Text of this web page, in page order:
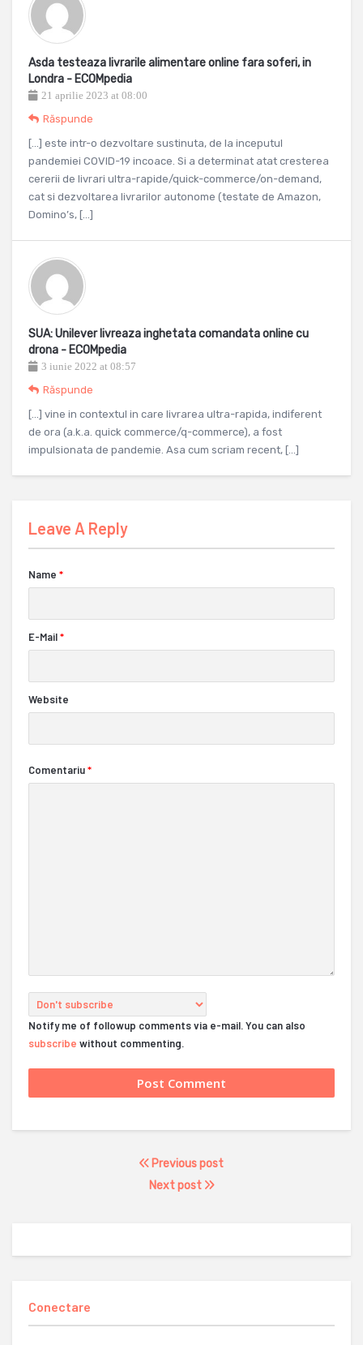
Asda testeaza livrarile alimentare online fara soferi, in
Londra - ECOMpedia
21 aprilie 2023 at 08:00
Răspunde
[…] este intr-o dezvoltare sustinuta, de la inceputul
pandemiei COVID-19 incoace. Si a determinat atat cresterea
cererii de livrari ultra-rapide/quick-commerce/on-demand,
cat si dezvoltarea livrarilor autonome (testate de Amazon,
Domino’s, […]
SUA: Unilever livreaza inghetata comandata online cu
drona - ECOMpedia
3 iunie 2022 at 08:57
Răspunde
[…] vine in contextul in care livrarea ultra-rapida, indiferent
de ora (a.k.a. quick commerce/q-commerce), a fost
impulsionata de pandemie. Asa cum scriam recent, […]
Leave A Reply
Name *
E-Mail*
Website
Comentariu*
Notify me of followup comments via e-mail. You can also
subscribe without commenting.
Previous post
Next post
Conectare